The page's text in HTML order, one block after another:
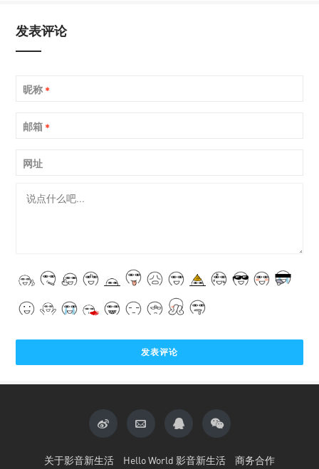
发表评论
昵称 *
邮箱 *
网址
关于影音新生活 Hello World 影音新生活 商务合作